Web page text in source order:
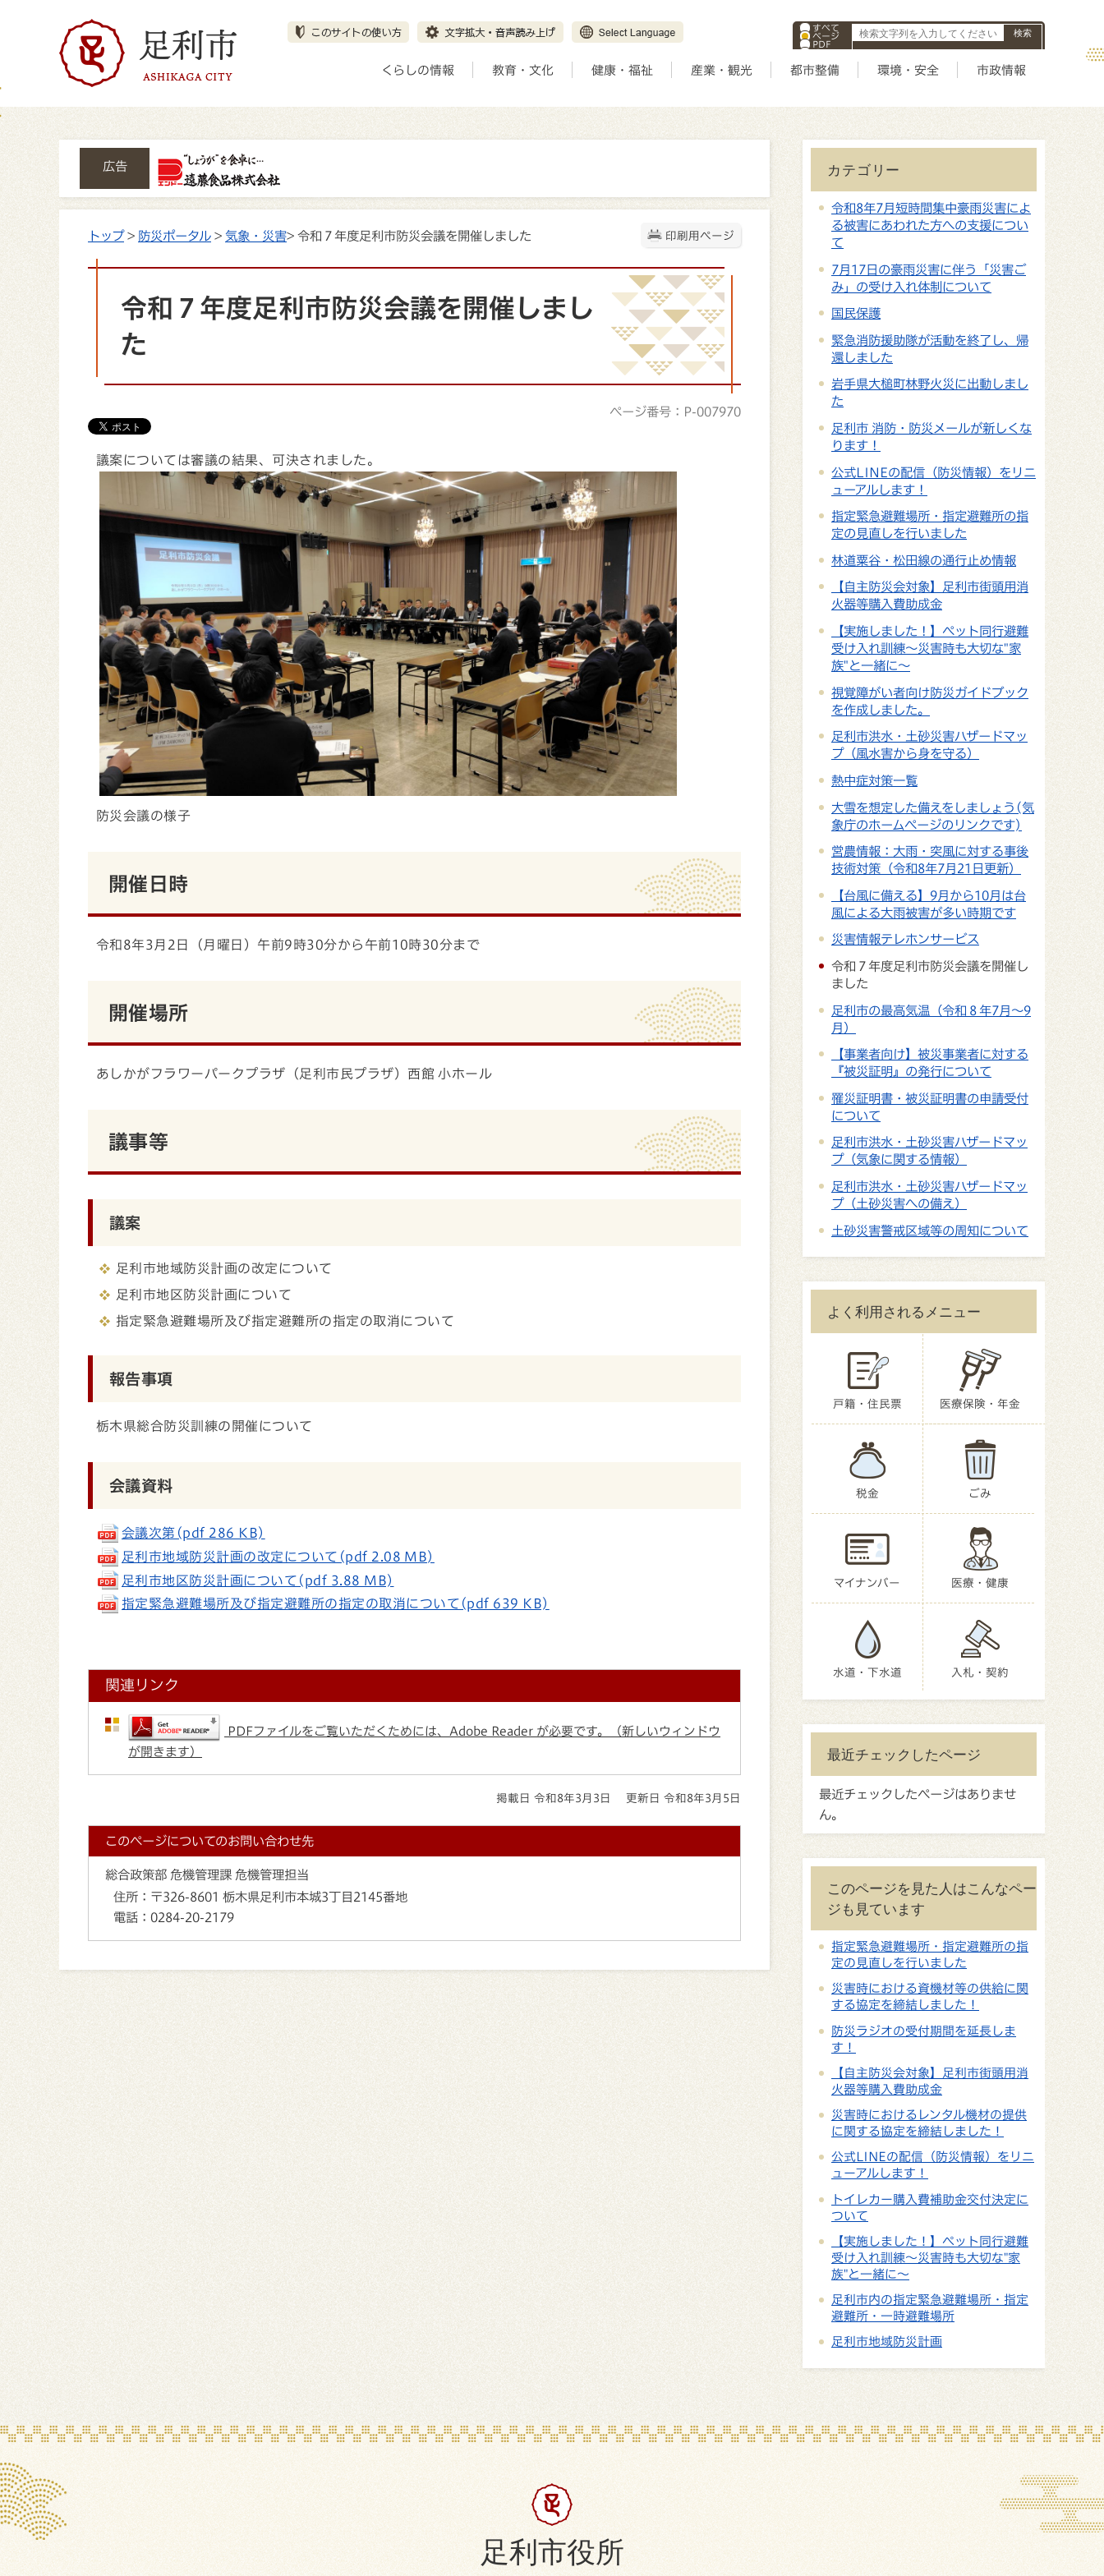
すべて
ページ
PDF
ID
くらしの情報 教育・文化 健康・福祉 産業・観光 都市整備 環境・安全 市政情報
広告
印刷用ページ
トップ> 防災ポータル > 気象・災害> 令和７年度足利市防災会議を開催しました
令和７年度足利市防災会議を開催しまし
た
ページ番号：P-007970
議案については審議の結果、可決されました。
防災会議の様子
開催日時
令和8年3月2日（月曜日）午前9時30分から午前10時30分まで
開催場所
あしかがフラワーパークプラザ（足利市民プラザ）西館 小ホール
議事等
議案
足利市地域防災計画の改定について
足利市地区防災計画について
指定緊急避難場所及び指定避難所の指定の取消について
報告事項
栃木県総合防災訓練の開催について
会議資料
会議次第(pdf 286 KB)
足利市地域防災計画の改定について(pdf 2.08 MB)
足利市地区防災計画について(pdf 3.88 MB)
指定緊急避難場所及び指定避難所の指定の取消について(pdf 639 KB)
関連リンク
PDFファイルをご覧いただくためには、Adobe Reader が必要です。（新しいウィンドウ
が開きます）
掲載日 令和8年3月3日 更新日 令和8年3月5日
このページについてのお問い合わせ先
総合政策部 危機管理課 危機管理担当
住所： 〒326-8601 栃木県足利市本城3丁目2145番地
電話： 0284-20-2179
カテゴリー
令和8年7月短時間集中豪雨災害によ
る被害にあわれた方への支援につい
て
7月17日の豪雨災害に伴う「災害ご
み」の受け入れ体制について
国民保護
緊急消防援助隊が活動を終了し、帰
還しました
岩手県大槌町林野火災に出動しまし
た
足利市 消防・防災メールが新しくな
ります！
公式LINEの配信（防災情報）をリニ
ューアルします！
指定緊急避難場所・指定避難所の指
定の見直しを行いました
林道粟谷・松田線の通行止め情報
【自主防災会対象】足利市街頭用消
火器等購入費助成金
【実施しました！】ペット同行避難
受け入れ訓練～災害時も大切な"家
族"と一緒に～
視覚障がい者向け防災ガイドブック
を作成しました。
足利市洪水・土砂災害ハザードマッ
プ（風水害から身を守る）
熱中症対策一覧
大雪を想定した備えをしましょう(気
象庁のホームページのリンクです)
営農情報：大雨・突風に対する事後
技術対策（令和8年7月21日更新）
【台風に備える】9月から10月は台
風による大雨被害が多い時期です
災害情報テレホンサービス
令和７年度足利市防災会議を開催し
ました
足利市の最高気温（令和８年7月～9
月）
【事業者向け】被災事業者に対する
『被災証明』の発行について
罹災証明書・被災証明書の申請受付
について
足利市洪水・土砂災害ハザードマッ
プ（気象に関する情報）
足利市洪水・土砂災害ハザードマッ
プ（土砂災害への備え）
土砂災害警戒区域等の周知について
よく利用されるメニュー
戸籍・住民票 医療保険・年金
税金 ごみ
マイナンバー 医療・健康
水道・下水道 入札・契約
最近チェックしたページ
最近チェックしたページはありませ
ん。
このページを見た人はこんなペー
ジも見ています
指定緊急避難場所・指定避難所の指
定の見直しを行いました
災害時における資機材等の供給に関
する協定を締結しました！
防災ラジオの受付期間を延長しま
す！
【自主防災会対象】足利市街頭用消
火器等購入費助成金
災害時におけるレンタル機材の提供
に関する協定を締結しました！
公式LINEの配信（防災情報）をリニ
ューアルします！
トイレカー購入費補助金交付決定に
ついて
【実施しました！】ペット同行避難
受け入れ訓練～災害時も大切な"家
族"と一緒に～
足利市内の指定緊急避難場所・指定
避難所・一時避難場所
足利市地域防災計画
足利市役所